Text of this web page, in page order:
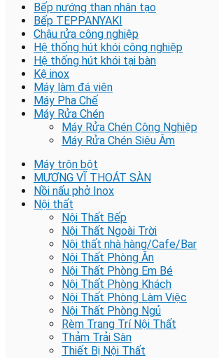
Bếp nướng than nhân tạo
Bếp TEPPANYAKI
Chậu rửa công nghiệp
Hệ thống hút khói công nghiệp
Hệ thống hút khói tại bàn
Kệ inox
Máy làm đá viên
Máy Pha Chế
Máy Rửa Chén
Máy Rửa Chén Công Nghiệp
Máy Rửa Chén Siêu Âm
Máy trộn bột
MƯƠNG VĨ THOÁT SÀN
Nồi nấu phở Inox
Nội thất
Nội Thất Bếp
Nội Thất Ngoài Trời
Nội thất nhà hàng/Cafe/Bar
Nội Thất Phòng Ăn
Nội Thất Phòng Em Bé
Nội Thất Phòng Khách
Nội Thất Phòng Làm Việc
Nội Thất Phòng Ngủ
Rèm Trang Trí Nội Thất
Thảm Trải Sàn
Thiết Bị Nội Thất